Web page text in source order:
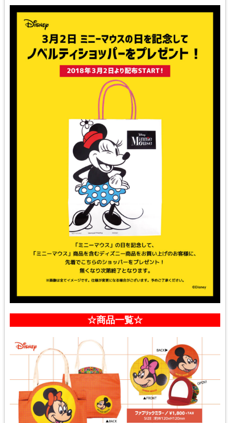
☆商品一覧☆